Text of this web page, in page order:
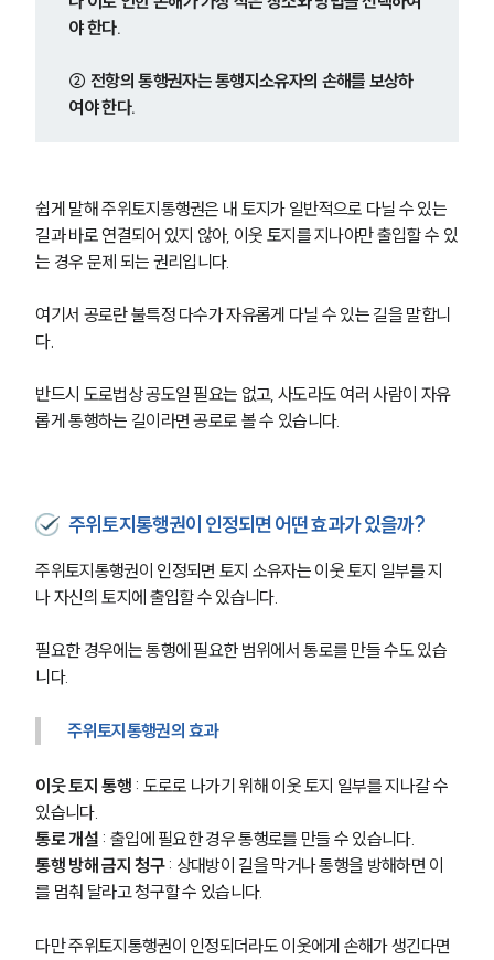
야 한다.
② 전항의 통행권자는 통행지소유자의 손해를 보상하
여야 한다.
쉽게 말해 주위토지통행권은 내 토지가 일반적으로 다닐 수 있는
길과 바로 연결되어 있지 않아, 이웃 토지를 지나야만 출입할 수 있
는 경우 문제 되는 권리입니다.
여기서 공로란 불특정 다수가 자유롭게 다닐 수 있는 길을 말합니
다.
반드시 도로법상 공도일 필요는 없고, 사도라도 여러 사람이 자유
롭게 통행하는 길이라면 공로로 볼 수 있습니다.
주위토지통행권이 인정되면 어떤 효과가 있을까?
주위토지통행권이 인정되면 토지 소유자는 이웃 토지 일부를 지
나 자신의 토지에 출입할 수 있습니다.
필요한 경우에는 통행에 필요한 범위에서 통로를 만들 수도 있습
니다.
주위토지통행권의 효과
이웃 토지 통행 : 도로로 나가기 위해 이웃 토지 일부를 지나갈 수
있습니다.
통로 개설 : 출입에 필요한 경우 통행로를 만들 수 있습니다.
통행 방해 금지 청구 : 상대방이 길을 막거나 통행을 방해하면 이
를 멈춰 달라고 청구할 수 있습니다.
다만 주위토지통행권이 인정되더라도 이웃에게 손해가 생긴다면